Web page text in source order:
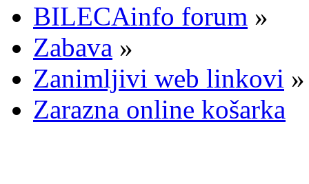
BILECAinfo forum »
Zabava »
Zanimljivi web linkovi »
Zarazna online košarka